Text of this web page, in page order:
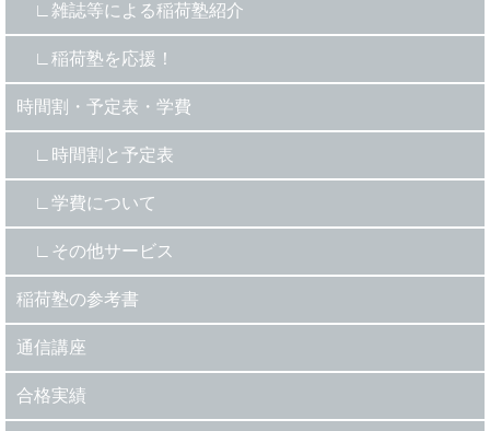
雑誌等による稲荷塾紹介
稲荷塾を応援！
時間割・予定表・学費
時間割と予定表
学費について
その他サービス
稲荷塾の参考書
通信講座
合格実績